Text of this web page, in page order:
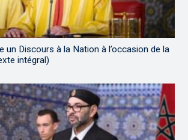
un Discours à la Nation à l’occasion de la
intégral)